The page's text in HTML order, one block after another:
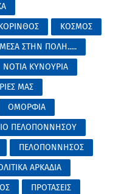
ΚΟΣΜΟΣ
ΜΕΣΑ ΣΤΗΝ ΠΟΛΗ.....
ΝΟΤΙΑ ΚΥΝΟΥΡΙΑ
ΜΑΣ
ΟΜΟΡΦΙΑ
ΠΕΛΟΠΟΝΝΗΣΟΥ
ΠΕΛΟΠΟΝΝΗΣΟΣ
ΑΡΚΑΔΙΑ
ΠΡΟΤΑΣΕΙΣ